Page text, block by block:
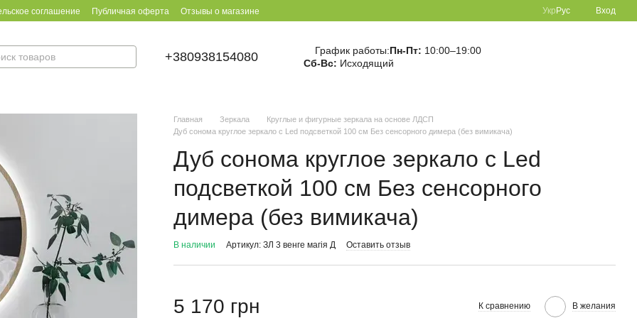
соглашение Публичная оферта Отзывы о магазине Укр Рус Вход
+380938154080 График работы:Пн-Пт: 10:00–19:00
Сб-Вс: Исходящий
Главная Зеркала
Круглые и фигурные зеркала на основе ЛДСП
Дуб сонома круглое зеркало с Led подсветкой 100 см Без сенсорного димера (без вимикача)
Дуб сонома круглое зеркало с Led
подсветкой 100 см Без сенсорного
димера (без вимикача)
В наличии Артикул: ЗЛ 3 венге магія Д Оставить отзыв
5 170 грн К сравнению В желания